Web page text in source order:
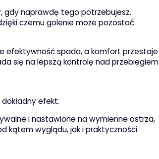
naprawdę tego potrzebujesz.
dzięki czemu golenie może pozostać
efektywność spada, a komfort przestaje
się na lepszą kontrolę nad przebiegiem
efekt.
i nastawione na wymienne ostrza,
kątem wyglądu, jak i praktyczności